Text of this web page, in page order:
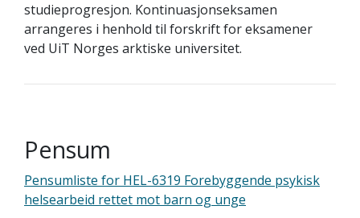
studieprogresjon. Kontinuasjonseksamen
arrangeres i henhold til forskrift for eksamener
ved UiT Norges arktiske universitet.
Pensum
Pensumliste for HEL-6319 Forebyggende psykisk
helsearbeid rettet mot barn og unge